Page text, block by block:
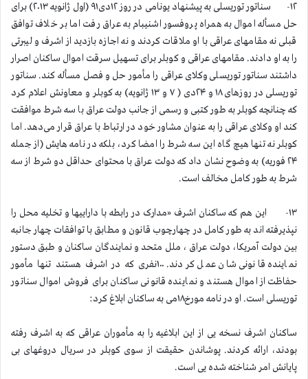
۱۲- سناتور توریسلی به پیشنهاد یونامی در روز ۱۲دی۹۱ (اول ژانویه ۲۰۱۳) برای
حل مسأله اموال به همراه پروفسور اشنیبام به عراق رفت اما بر خلاف توافق
قبلی نه مقامهای عراقی با او ملاقات کردند و نه اجازه بازدید از اشرف و لیبرتی
را به او دادند. مقامهای عراقی و کوبلر برای تسهیل سرقت اموال ساکنان اصرار
داشتند سناتور توریسلی وکلای عراقی را مأمور حل و فصل مسأله کند. سناتور
توریسلی در روزهای ۱۸ و ۲۴دی ( ۷ و ۱۳ ژانویه) به کوبلر و معاونش اعلام کرد
که چنانچه کوبلر به طور کتبی و رسمی از جانب دولت عراق با سه شرط موافقت
کند او وکلای عراقی را به عنوان مشاور خود در ارتباط با عراق قرار می‌دهد. اما
کوبلر نه تنها هیچ گاه این سه شرط را امضا کرد، بلکه در نامه هایش (از جمله
۲۴ فوریه) به وضوح نشان داد که دولت عراق با محتوای حداقل دو شرط از سه
شرط به طور کامل مخالف است.
۱۳- این هم که ساکنان اشرف «مدارک در رابطه با داراییها و تخلیه محل را
نپذیرفته اند به طور کامل در چهارچوب قانون و مطابق با توافقات چهار جانبه
بین دولت آمریکا، دولت عراق ، ملل متحد و نمایندگان ساکنان و طبق دستور
نماینده قانونی شان عمل کردند. ۱۰۰نفری که در اشرف هستند تنها مأمور
حفاظت از اموال هستند و نماینده قانونی ساکنان برای فروش اموال سناتور
توریسلی است. او در نامه مورخ۱۸می به ساکنان ابلاغ کرد:
ساکنان اشرف نسخه یی از این ابلاغیه را به مأموران عراقی که به اشرف رفته
بودند، ارائه کردند. پوشاندن حقیقت از سوی کوبلر در سریال دروغهای بی
پایانش امر شناخته شده یی است.